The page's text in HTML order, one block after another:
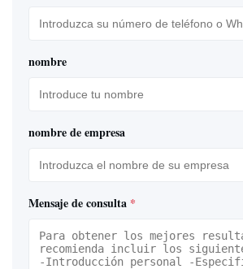
nombre
nombre de empresa
Mensaje de consulta *